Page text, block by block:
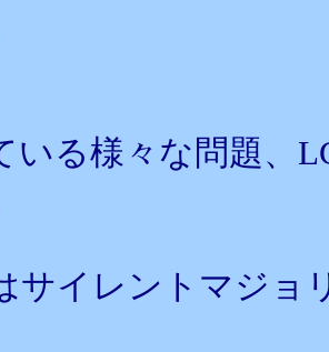
いる様々な問題、
サイレントマジョ